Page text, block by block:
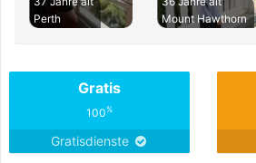
Perth
Mount Hawthorn
Gratis
100%
Gratisdienste